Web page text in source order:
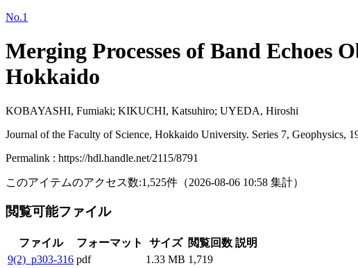
No.1
Merging Processes of Band Echoes
Hokkaido
KOBAYASHI, Fumiaki; KIKUCHI, Katsuhiro; UYEDA, Hiroshi
Journal of the Faculty of Science, Hokkaido University. Series 7, Geophysics,
Permalink : https://hdl.handle.net/2115/8791
このアイテムのアクセス数:1,525件 （2026-08-06 10:58 集計）
閲覧可能ファイル
ファイル フォーマット サイズ 閲覧回数 説明
9(2)_p303-316 pdf 1.33 MB 1,719